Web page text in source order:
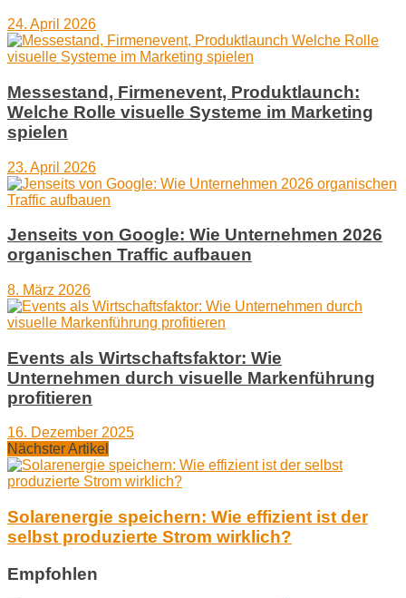
24. April 2026
Messestand, Firmenevent, Produktlaunch:
Welche Rolle visuelle Systeme im Marketing
spielen
23. April 2026
Jenseits von Google: Wie Unternehmen 2026
organischen Traffic aufbauen
8. März 2026
Events als Wirtschaftsfaktor: Wie
Unternehmen durch visuelle Markenführung
profitieren
16. Dezember 2025
Nächster Artikel
Solarenergie speichern: Wie effizient ist der
selbst produzierte Strom wirklich?
Empfohlen